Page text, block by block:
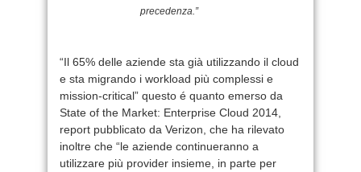
precedenza.”
“Il 65% delle aziende sta già utilizzando il cloud
e sta migrando i workload più complessi e
mission-critical” questo é quanto emerso da
State of the Market: Enterprise Cloud 2014,
report pubblicato da Verizon, che ha rilevato
inoltre che “le aziende continueranno a
utilizzare più provider insieme, in parte per